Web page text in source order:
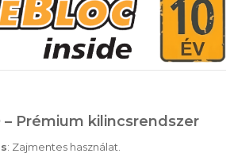
Prémium kilincsrendszer
: Zajmentes használat.